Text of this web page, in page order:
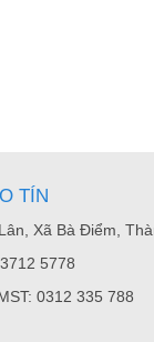
TÍN
Xã Bà Điểm,
5778
0312 335 788